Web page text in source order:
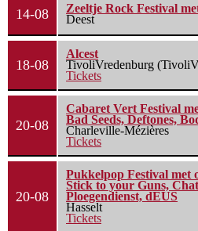
14-08
Zeeltje Rock Festival
Deest
18-08
Alcest
TivoliVredenburg
Tickets
20-08
Cabaret Vert Festival
Bad Seeds, Deftones,
Charleville-Mézières
Tickets
20-08
Pukkelpop Festival met
Stick to your Guns,
Ploegendienst, dEUS
Hasselt
Tickets